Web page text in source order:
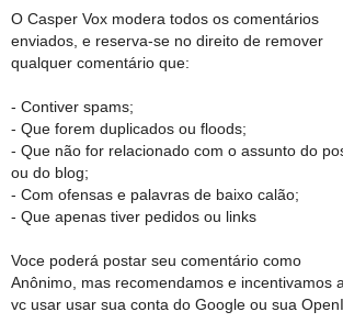
O Casper Vox modera todos os comentários
enviados, e reserva-se no direito de remover
qualquer comentário que:
- Contiver spams;
- Que forem duplicados ou floods;
- Que não for relacionado com o assunto do
ou do blog;
- Com ofensas e palavras de baixo calão;
- Que apenas tiver pedidos ou links
Voce poderá postar seu comentário como
Anônimo, mas recomendamos e incentivamos
vc usar usar sua conta do Google ou sua